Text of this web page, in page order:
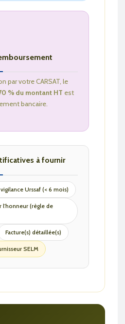
par votre CARSAT, le
% du montant HT est
bancaire.
à fournir
Urssaf (< 6 mois)
l'honneur (règle de
Facture(s) détaillée(s)
SELM